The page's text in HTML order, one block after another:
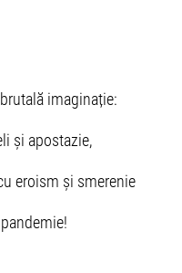
imaginație:
și apostazie,
eroism și smerenie